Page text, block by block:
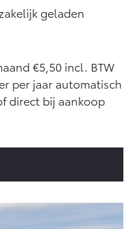
€ 55.950,-
geladen
€5,50 incl. BTW
per jaar automatisch
direct bij aankoop